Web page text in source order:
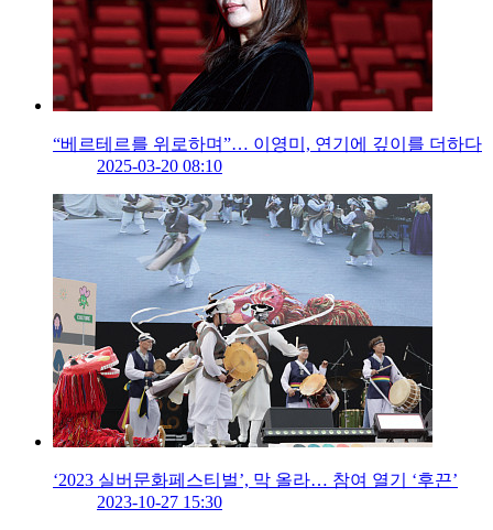
“베르테르를 위로하며”… 이영미, 연기에 깊이를 더하다
2025-03-20 08:10
‘2023 실버문화페스티벌’, 막 올라… 참여 열기 ‘후끈’
2023-10-27 15:30